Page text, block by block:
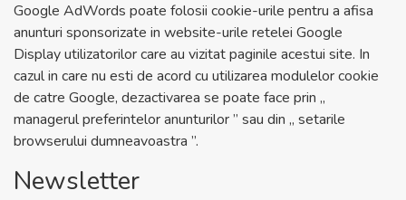
Google AdWords poate folosii cookie-urile pentru a afisa
anunturi sponsorizate in website-urile retelei Google
Display utilizatorilor care au vizitat paginile acestui site. In
cazul in care nu esti de acord cu utilizarea modulelor cookie
de catre Google, dezactivarea se poate face prin „
managerul preferintelor anunturilor” sau din „ setarile
browserului dumneavoastra ”.
Newsletter